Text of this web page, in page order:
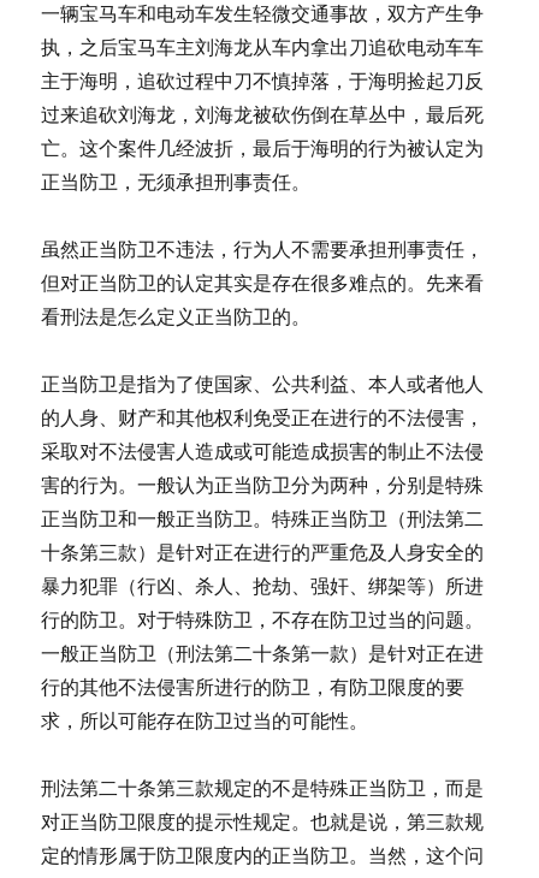
一辆宝马车和电动车发生轻微交通事故，双方产生争
执，之后宝马车主刘海龙从车内拿出刀追砍电动车车
主于海明，追砍过程中刀不慎掉落，于海明捡起刀反
过来追砍刘海龙，刘海龙被砍伤倒在草丛中，最后死
亡。这个案件几经波折，最后于海明的行为被认定为
正当防卫，无须承担刑事责任。
虽然正当防卫不违法，行为人不需要承担刑事责任，
但对正当防卫的认定其实是存在很多难点的。先来看
看刑法是怎么定义正当防卫的。
正当防卫是指为了使国家、公共利益、本人或者他人
的人身、财产和其他权利免受正在进行的不法侵害，
采取对不法侵害人造成或可能造成损害的制止不法侵
害的行为。一般认为正当防卫分为两种，分别是特殊
正当防卫和一般正当防卫。特殊正当防卫（刑法第二
十条第三款）是针对正在进行的严重危及人身安全的
暴力犯罪（行凶、杀人、抢劫、强奸、绑架等）所进
行的防卫。对于特殊防卫，不存在防卫过当的问题。
一般正当防卫（刑法第二十条第一款）是针对正在进
行的其他不法侵害所进行的防卫，有防卫限度的要
求，所以可能存在防卫过当的可能性。
刑法第二十条第三款规定的不是特殊正当防卫，而是
对正当防卫限度的提示性规定。也就是说，第三款规
定的情形属于防卫限度内的正当防卫。当然，这个问